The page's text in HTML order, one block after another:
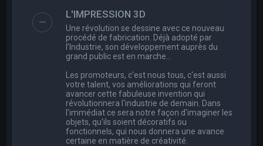
L'IMPRESSION 3D
Une révolution se dessine avec ce nouveau
procédé de fabrication. Déjà adopté par
l’Industrie, son développement auprès du
grand public est en marche…
Les promoteurs, c'est nous tous, c'est aussi
votre talent, vos améliorations qui feront
avancer cette fabuleuse invention qui
révolutionnera l'industrie de demain. Dans
l'immédiat ce sera notre façon d'imaginer les
objets, qu'ils soient décoratifs ou
fonctionnels, qui nous donnera une avance
certaine en matière de créativité.